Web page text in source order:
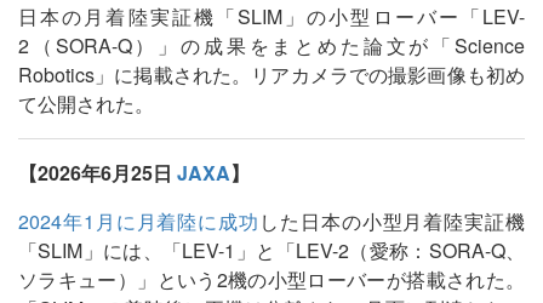
日本の月着陸実証機「SLIM」の小型ローバー「LEV-
2（SORA-Q）」の成果をまとめた論文が「Science
Robotics」に掲載された。リアカメラでの撮影画像も初め
て公開された。
【2026年6月25日 JAXA】
2024年1月に月着陸に成功 した日本の小型月着陸実証機
「SLIM」には、「LEV-1」と「LEV-2（愛称：SORA-Q、
ソラキュー）」という2機の小型ローバーが搭載された。